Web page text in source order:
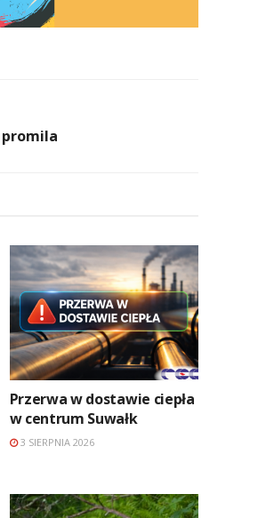
promila
Przerwa w dostawie ciepła
w centrum Suwałk
3 SIERPNIA 2026